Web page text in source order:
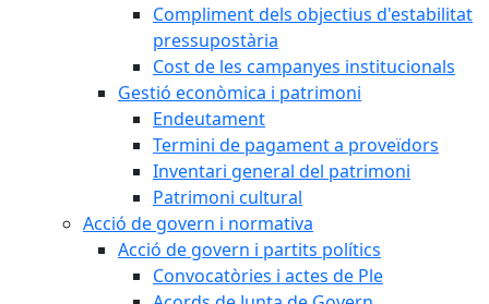
Compliment dels objectius d'estabilitat
pressupostària
Cost de les campanyes institucionals
Gestió econòmica i patrimoni
Endeutament
Termini de pagament a proveïdors
Inventari general del patrimoni
Patrimoni cultural
Acció de govern i normativa
Acció de govern i partits polítics
Convocatòries i actes de Ple